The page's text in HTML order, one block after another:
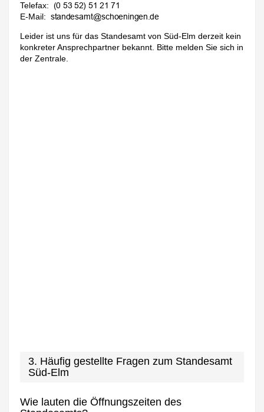
Telefax:
E-Mail:
Leider ist uns für das Standesamt von Süd-Elm derzeit kein
konkreter Ansprechpartner bekannt. Bitte melden Sie sich in
der Zentrale.
3. Häufig gestellte Fragen zum Standesamt
Süd-Elm
Wie lauten die Öffnungszeiten des